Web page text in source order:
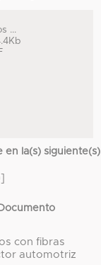
...
en la(s) siguiente(s)
con fibras
automotriz